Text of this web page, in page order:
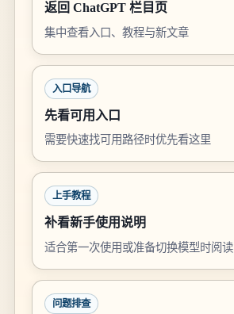
返回 ChatGPT 栏目页
集中查看入口、教程与新文章
入口导航
先看可用入口
需要快速找可用路径时优先看这里
上手教程
补看新手使用说明
适合第一次使用或准备切换模型时阅读
问题排查